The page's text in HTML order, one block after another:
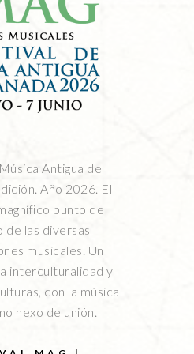
Antigua de
Año 2026. El
punto de
de las diversas
musicales. Un
interculturalidad y
con la música
nexo de unión.